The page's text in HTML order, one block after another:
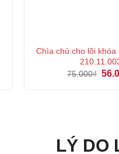
Chìa chủ cho lõi khóa
75.000₫ Giá
LÝ DO